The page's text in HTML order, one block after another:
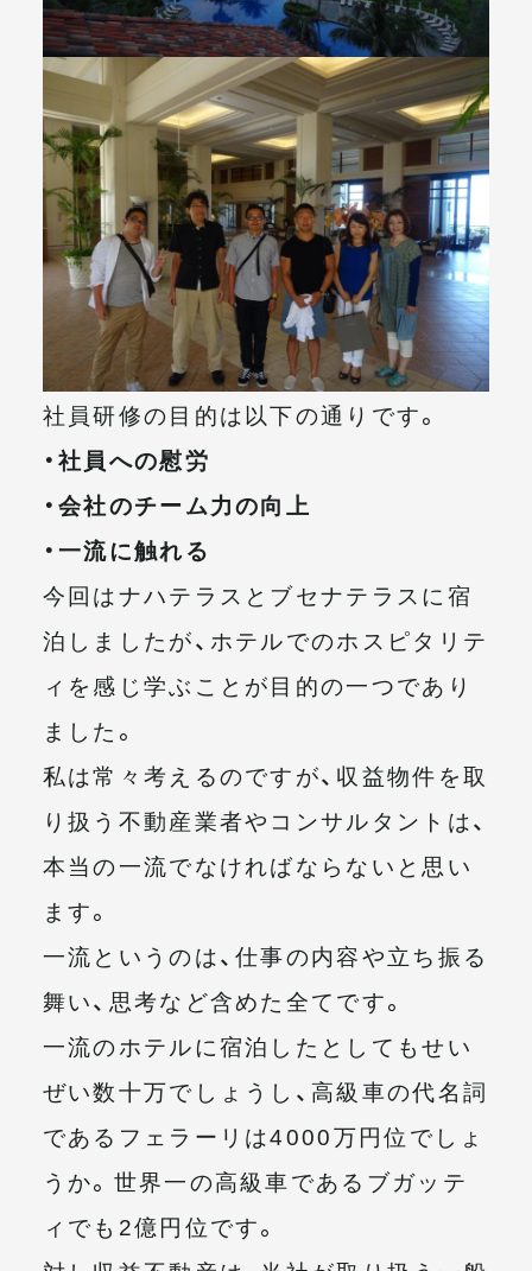
社員研修の目的は以下の通りです。
・社員への慰労
・会社のチーム力の向上
・一流に触れる
今回はナハテラスとブセナテラスに宿
泊しましたが、ホテルでのホスピタリテ
ィを感じ学ぶことが目的の一つであり
ました。
私は常々考えるのですが、収益物件を取
り扱う不動産業者やコンサルタントは、
本当の一流でなければならないと思い
ます。
一流というのは、仕事の内容や立ち振る
舞い、思考など含めた全てです。
一流のホテルに宿泊したとしてもせい
ぜい数十万でしょうし、高級車の代名詞
であるフェラーリは4000万円位でしょ
うか。世界一の高級車であるブガッテ
ィでも2億円位です。